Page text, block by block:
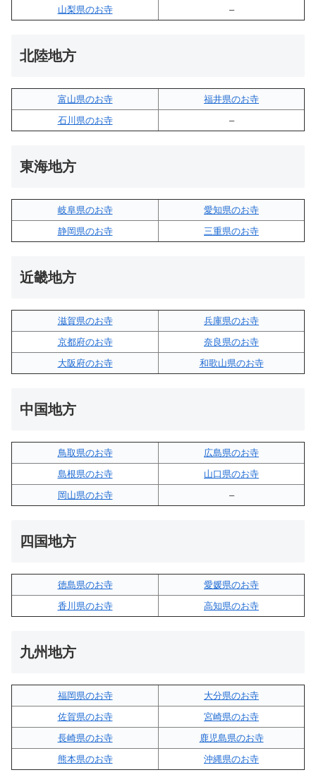
山梨県のお寺
–
北陸地方
富山県のお寺
福井県のお寺
石川県のお寺
–
東海地方
岐阜県のお寺
愛知県のお寺
静岡県のお寺
三重県のお寺
近畿地方
滋賀県のお寺
兵庫県のお寺
京都府のお寺
奈良県のお寺
大阪府のお寺
和歌山県のお寺
中国地方
鳥取県のお寺
広島県のお寺
島根県のお寺
山口県のお寺
岡山県のお寺
–
四国地方
徳島県のお寺
愛媛県のお寺
香川県のお寺
高知県のお寺
九州地方
福岡県のお寺
大分県のお寺
佐賀県のお寺
宮崎県のお寺
長崎県のお寺
鹿児島県のお寺
熊本県のお寺
沖縄県のお寺